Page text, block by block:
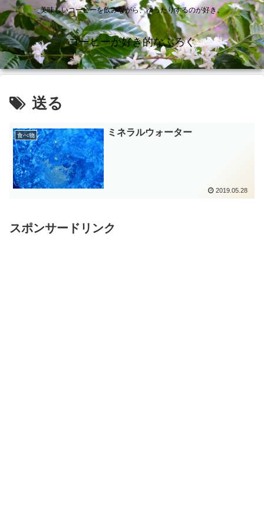
美味しいコーヒーを飲みながら、ゆったりするのが好き。
コーヒーが好き的なぶろぐ
送る
食べ物 ミネラルウォーター
2019.05.28
スポンサードリンク